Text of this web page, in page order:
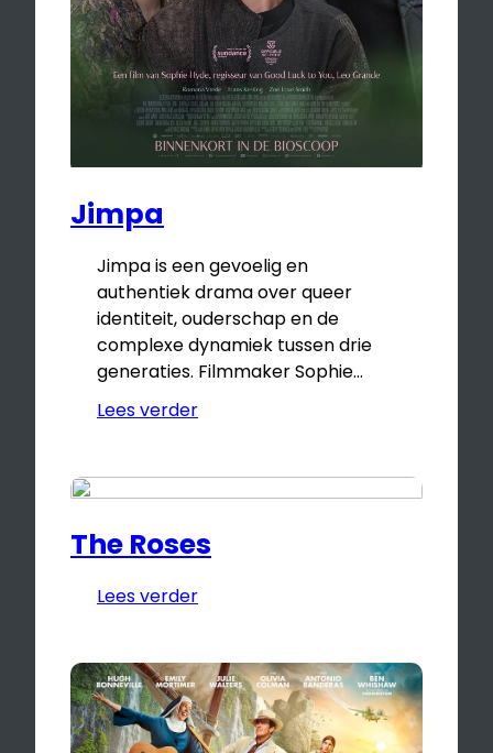
Jimpa
Jimpa is een gevoelig en
authentiek drama over queer
identiteit, ouderschap en de
complexe dynamiek tussen drie
generaties. Filmmaker Sophie…
Lees verder
The Roses
Lees verder